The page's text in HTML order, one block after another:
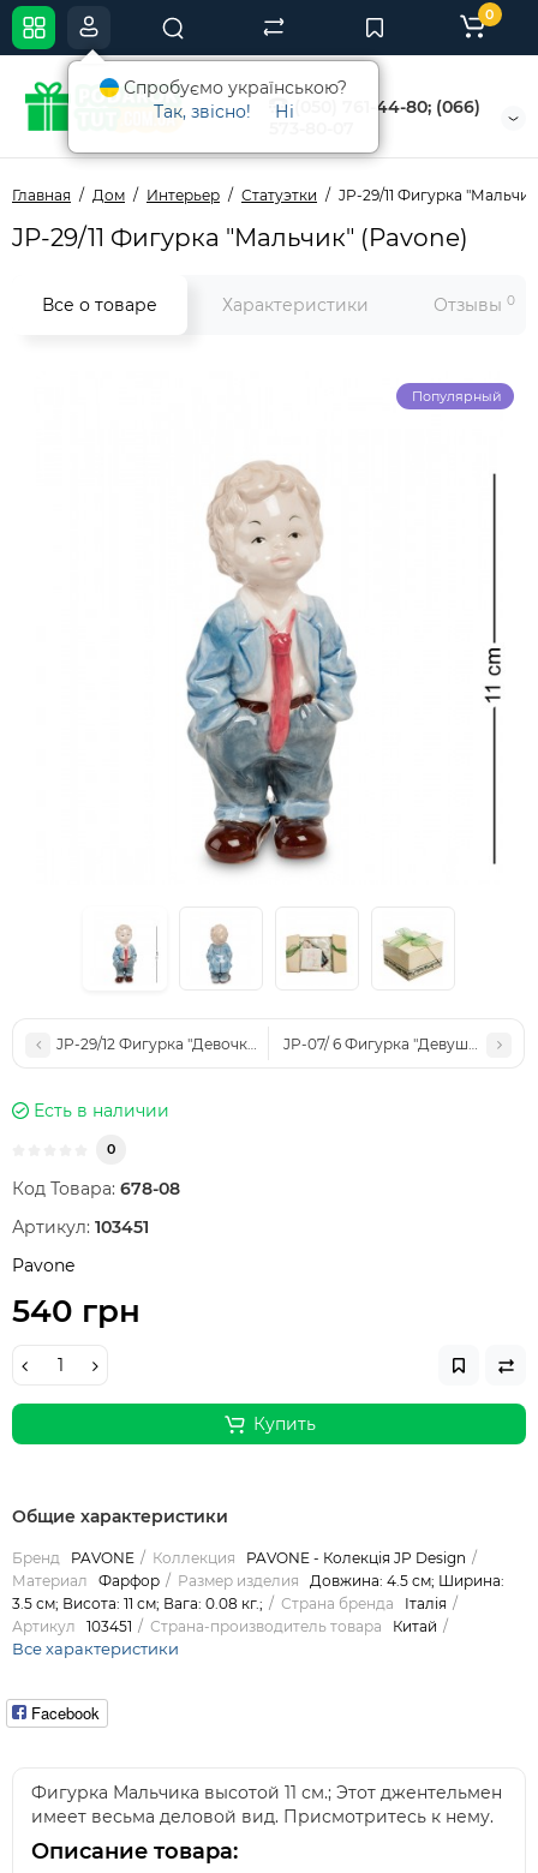
(050) 761-44-80; (066)
0
Главная Дом Интерьер Статуэтки JP-29/11 Фигурка
JP-29/11 Фигурка "Мальчик" (Pavone)
Все о товаре Характеристики Отзывы 0
Популярный
JP-29/12 Фигурка "Девочка" (Pavone)JP-07/ 6 Фигурка "Девушка-эльф"
Есть в наличии
0
Код Товара: 678-08
Артикул: 103451
Pavone
540 грн
Купить
Общие характеристики
Бренд PAVONE Коллекция
PAVONE - Колекція JP Design
Материал
Фарфор Размер изделия
Довжина: 4.5 см; Ширина:
3.5 см; Висота: 11 см; Вага: 0.08 кг.;
Страна бренда
Італія
Артикул
103451 Страна-производитель товара Китай
Все характеристики
Facebook
Фигурка Мальчика высотой 11 см.; Этот джентельмен
имеет весьма деловой вид. Присмотритесь к нему.
Описание товара:
Спробуємо українською?
Так, звісно!
Ні